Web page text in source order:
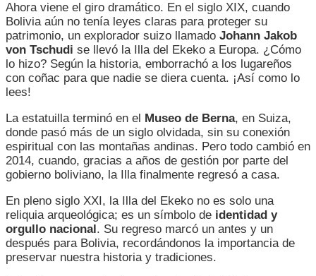
Ahora viene el giro dramático. En el siglo XIX, cuando
Bolivia aún no tenía leyes claras para proteger su
patrimonio, un explorador suizo llamado Johann Jakob
von Tschudi se llevó la Illa del Ekeko a Europa. ¿Cómo
lo hizo? Según la historia, emborrachó a los lugareños
con coñac para que nadie se diera cuenta. ¡Así como lo
lees!
La estatuilla terminó en el
Museo de Berna, en Suiza,
donde pasó más de un siglo olvidada, sin su conexión
espiritual con las montañas andinas. Pero todo cambió en
2014, cuando, gracias a años de gestión por parte del
gobierno boliviano, la Illa finalmente regresó a casa.
En pleno siglo XXI, la Illa del Ekeko no es solo una
reliquia arqueológica; es un símbolo de identidad y
orgullo nacional . Su regreso marcó un antes y un
después para Bolivia, recordándonos la importancia de
preservar nuestra historia y tradiciones.